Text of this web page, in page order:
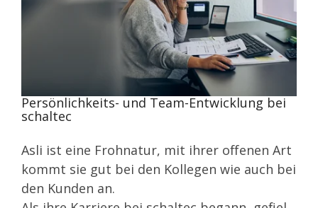
Persönlichkeits- und Team-Entwicklung bei
schaltec
Asli ist eine Frohnatur, mit ihrer offenen Art
kommt sie gut bei den Kollegen wie auch bei
den Kunden an.